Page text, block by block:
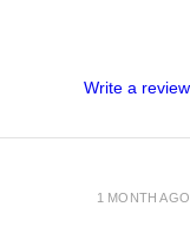
Write a review
1 MONTH AGO